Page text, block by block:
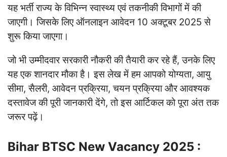
यह भर्ती राज्य के विभिन्न स्वास्थ्य एवं तकनीकी विभागों में की
जाएगी। जिसके लिए ऑनलाइन आवेदन 10 अक्टूबर 2025 से
शुरू किया जाएगा।
जो भी उम्मीदवार सरकारी नौकरी की तैयारी कर रहे हैं, उनके लिए
यह एक शानदार मौका है। इस लेख में हम आपको योग्यता, आयु
सीमा, सैलरी, आवेदन प्रक्रिया, चयन प्रक्रिया और आवश्यक
दस्तावेज की पूरी जानकारी देंगे, तो इस आर्टिकल को पूरा अंत तक
जरूर पढ़ें।
Bihar BTSC New Vacancy 2025 :